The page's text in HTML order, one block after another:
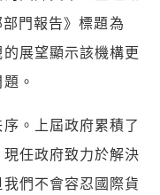
門報告》標題為
展望顯示該機構更
。
。上屆政府累積了
任政府致力於解決
們不會容忍國際貨